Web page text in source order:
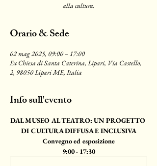
alla cultura.
Orario & Sede
02 mag 2025, 09:00 – 17:00
Ex Chiesa di Santa Caterina, Lipari, Via Castello,
2, 98050 Lipari ME, Italia
Info sull'evento
DAL MUSEO AL TEATRO: UN PROGETTO
DI CULTURA DIFFUSA E INCLUSIVA
Convegno ed esposizione
9:00 - 17:30